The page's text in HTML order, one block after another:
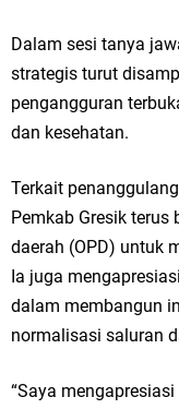
Zakat Produktif
Kembangkan Warung Bu
Nila Yani Apresiasi
Jajanan Jadul di Ecopark
Takmir Masjid KH
Qurban dari Bupati &
Dalam sesi tanya
strategis turut
pengangguran
dan kesehatan.
Terkait
Pemkab Gresik
daerah (OPD) untuk
Ia juga
dalam membangun
normalisasi saluran
“Saya